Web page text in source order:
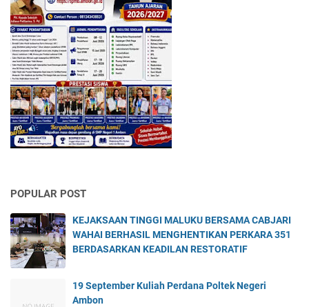
POPULAR POST
KEJAKSAAN TINGGI MALUKU BERSAMA CABJARI
WAHAI BERHASIL MENGHENTIKAN PERKARA 351
BERDASARKAN KEADILAN RESTORATIF
19 September Kuliah Perdana Poltek Negeri
Ambon